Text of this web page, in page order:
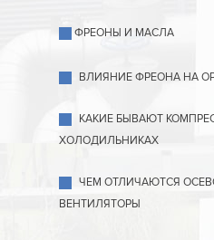
ФРЕОНЫ И МАСЛА
ВЛИЯНИЕ ФРЕОНА НА
КАКИЕ БЫВАЮТ
ХОЛОДИЛЬНИКАХ
ЧЕМ ОТЛИЧАЮТСЯ
ВЕНТИЛЯТОРЫ